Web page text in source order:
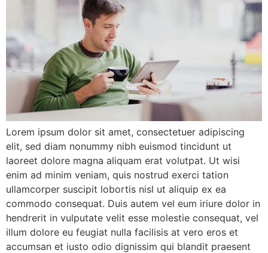
Lorem ipsum dolor sit amet, consectetuer adipiscing
elit, sed diam nonummy nibh euismod tincidunt ut
laoreet dolore magna aliquam erat volutpat. Ut wisi
enim ad minim veniam, quis nostrud exerci tation
ullamcorper suscipit lobortis nisl ut aliquip ex ea
commodo consequat. Duis autem vel eum iriure dolor in
hendrerit in vulputate velit esse molestie consequat, vel
illum dolore eu feugiat nulla facilisis at vero eros et
accumsan et iusto odio dignissim qui blandit praesent